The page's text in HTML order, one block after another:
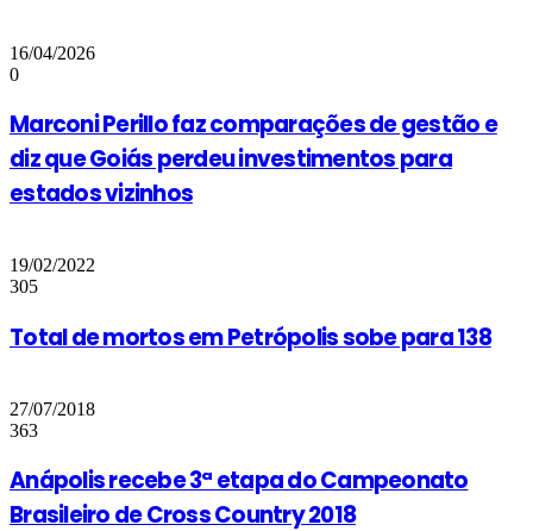
16/04/2026
0
Marconi Perillo faz comparações de gestão e
diz que Goiás perdeu investimentos para
estados vizinhos
19/02/2022
305
Total de mortos em Petrópolis sobe para 138
27/07/2018
363
Anápolis recebe 3ª etapa do Campeonato
Brasileiro de Cross Country 2018